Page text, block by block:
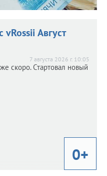
Август
7 августа 2026 г. 10:05
скоро. Стартовал новый
0+